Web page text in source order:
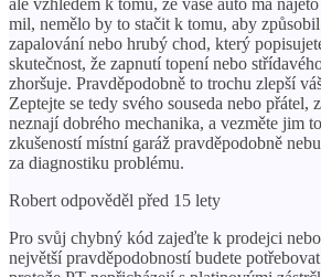
ale vzhledem k tomu, že vaše auto má
mil, nemělo by to stačit k tomu, aby
zapalování nebo hrubý chod, který
skutečnost, že zapnutí topení nebo
zhoršuje. Pravděpodobně to trochu zlepší
Zeptejte se tedy svého souseda nebo přátel,
neznají dobrého mechanika, a vezměte jim
zkušeností místní garáž pravděpodobně
za diagnostiku problému.
Robert odpověděl před 15 lety
Pro svůj chybný kód zajeďte k prodejci
největší pravděpodobností budete